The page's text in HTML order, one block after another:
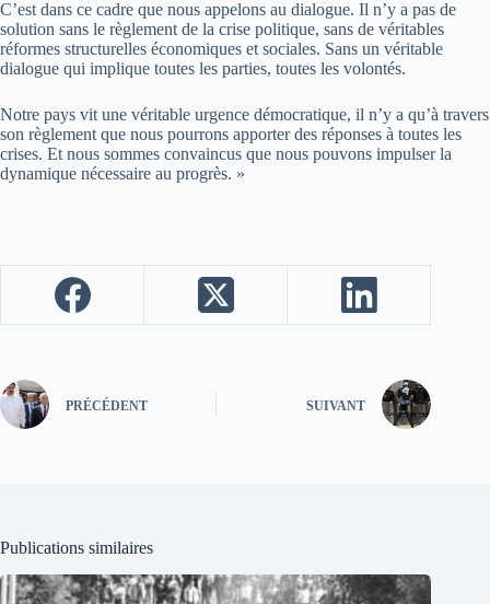
C’est dans ce cadre que nous appelons au dialogue. Il n’y a pas de
solution sans le règlement de la crise politique, sans de véritables
réformes structurelles économiques et sociales. Sans un véritable
dialogue qui implique toutes les parties, toutes les volontés.
Notre pays vit une véritable urgence démocratique, il n’y a qu’à travers
son règlement que nous pourrons apporter des réponses à toutes les
crises. Et nous sommes convaincus que nous pouvons impulser la
dynamique nécessaire au progrès. »
PRÉCÉDENT SUIVANT
Publications similaires